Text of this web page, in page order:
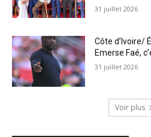
31 juillet 2026
Côte d’Ivoire/
Emerse Faé,
31 juillet 2026
Voir plus